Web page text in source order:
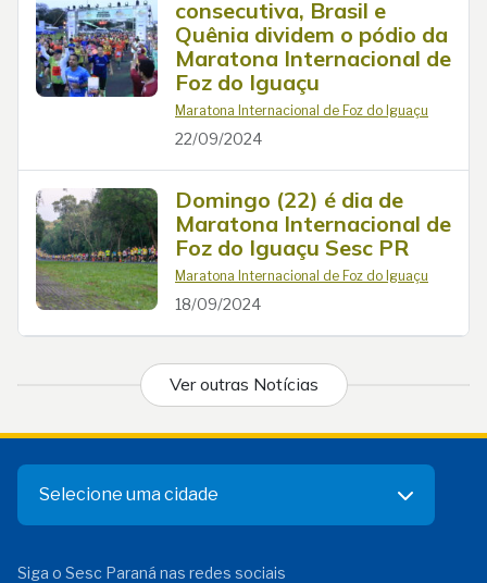
consecutiva, Brasil e
Quênia dividem o pódio da
Maratona Internacional de
Foz do Iguaçu
Maratona Internacional de Foz do Iguaçu
22/09/2024
Domingo (22) é dia de
Maratona Internacional de
Foz do Iguaçu Sesc PR
Maratona Internacional de Foz do Iguaçu
18/09/2024
Ver outras Notícias
Selecione uma cidade
Siga o Sesc Paraná nas redes sociais